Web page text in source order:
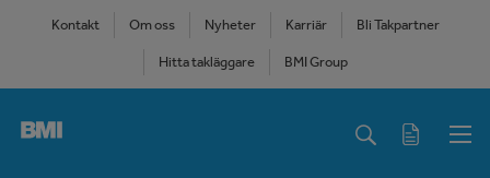
content
Kontakt Om oss Nyheter Karriär Bli Takpartner
Hitta takläggare BMI Group
navigation